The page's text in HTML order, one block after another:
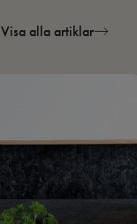
Visa alla artiklar